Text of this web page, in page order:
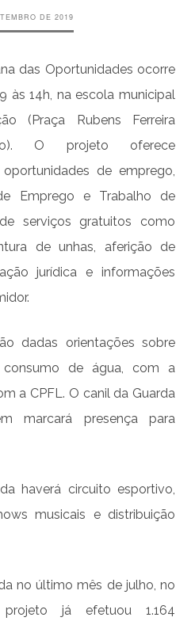
DE 2019
das Oportunidades ocorre
às 14h, na escola municipal
(Praça Rubens Ferreira
O projeto oferece
de emprego,
Emprego e Trabalho de
serviços gratuitos como
de unhas, aferição de
jurídica e informações
dadas orientações sobre
de água, com a
a CPFL. O canil da Guarda
marcará presença para
haverá circuito esportivo,
musicais e distribuição
no último mês de julho, no
já efetuou 1.164